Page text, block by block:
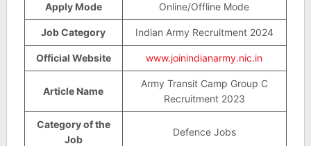
Apply Mode Online/Offline Mode
Job Category Indian Army Recruitment 2024
Official Website www.joinindianarmy.nic.in
Article Name
Army Transit Camp Group C
Recruitment 2023
Category of the
Job
Defence Jobs